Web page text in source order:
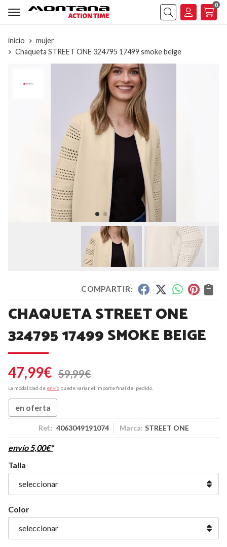
Buscar
0
inicio
mujer
Chaqueta STREET ONE 324795 17499 smoke beige
COMPARTIR:
CHAQUETA STREET ONE
324795 17499 SMOKE BEIGE
47,99€ 59,99€
La modalidad de envío puede variar el importe final del pedido.
en oferta
Ref.: 4063049191074 Marca: STREET ONE
envío 5,00€*
Talla
Color